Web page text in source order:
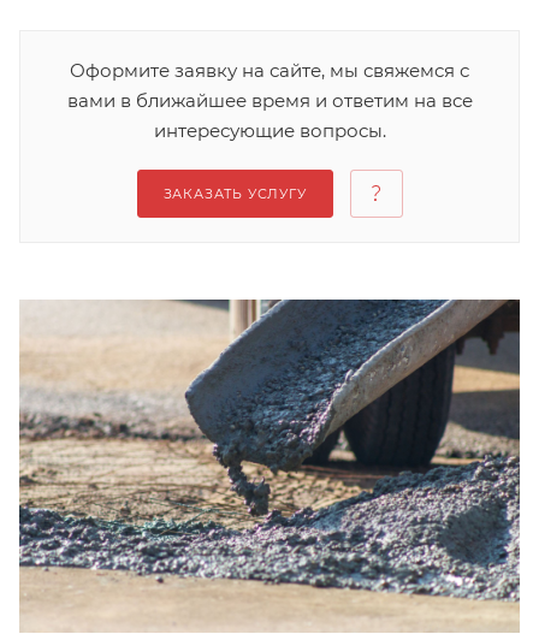
Оформите заявку на сайте, мы свяжемся с
вами в ближайшее время и ответим на все
интересующие вопросы.
ЗАКАЗАТЬ УСЛУГУ